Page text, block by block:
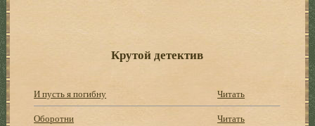
Крутой детектив
И пусть я погибну
Читать
Оборотни
Читать